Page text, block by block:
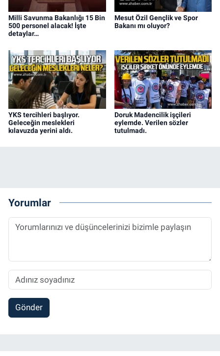
Milli Savunma Bakanlığı 15 Bin
500 personel alacak! İşte
detaylar…
Mesut Özil Gençlik ve Spor
Bakanı mı oluyor?
YKS tercihleri başlıyor.
Geleceğin meslekleri
kılavuzda yerini aldı.
Doruk Madencilik işçileri
eylemde. Verilen sözler
tutulmadı.
Yorumlar
Gönder